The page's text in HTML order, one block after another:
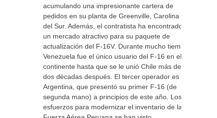
acumulando una impresionante cartera de
pedidos en su planta de Greenville, Carolina
del Sur. Además, el contratista ha encontrado
un mercado atractivo para su paquete de
actualización del F-16V. Durante mucho tiempo
Venezuela fue el único usuario del F-16 en el
continente hasta que se le unió Chile más de
dos décadas después. El tercer operador es
Argentina, que presentó su primer F-16 (de
segunda mano) a principios de este año. Los
esfuerzos para modernizar el inventario de la